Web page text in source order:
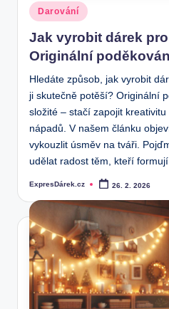
Posted
in
Darování
Jak vyrobit dárek
Originální
Hledáte způsob, jak vyrobit
ji skutečně potěší? Originální
složité – stačí zapojit
nápadů. V našem článku
vykouzlit úsměv na tváři.
udělat radost těm, kteří
Posted
ExpresDárek.cz 26. 2. 2026